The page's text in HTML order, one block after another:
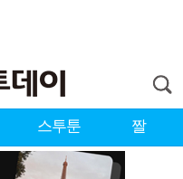
스투툰 짤